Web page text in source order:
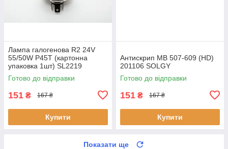
Лампа галогенова R2 24V
55/50W P45T (картонна
упаковка 1шт) SL2219
SHAFER
Готово до відправки
151 ₴ 167 ₴
Купити
Антискрип MB 507-609 (HD)
201106 SOLGY
Готово до відправки
151 ₴ 167 ₴
Купити
Показати ще